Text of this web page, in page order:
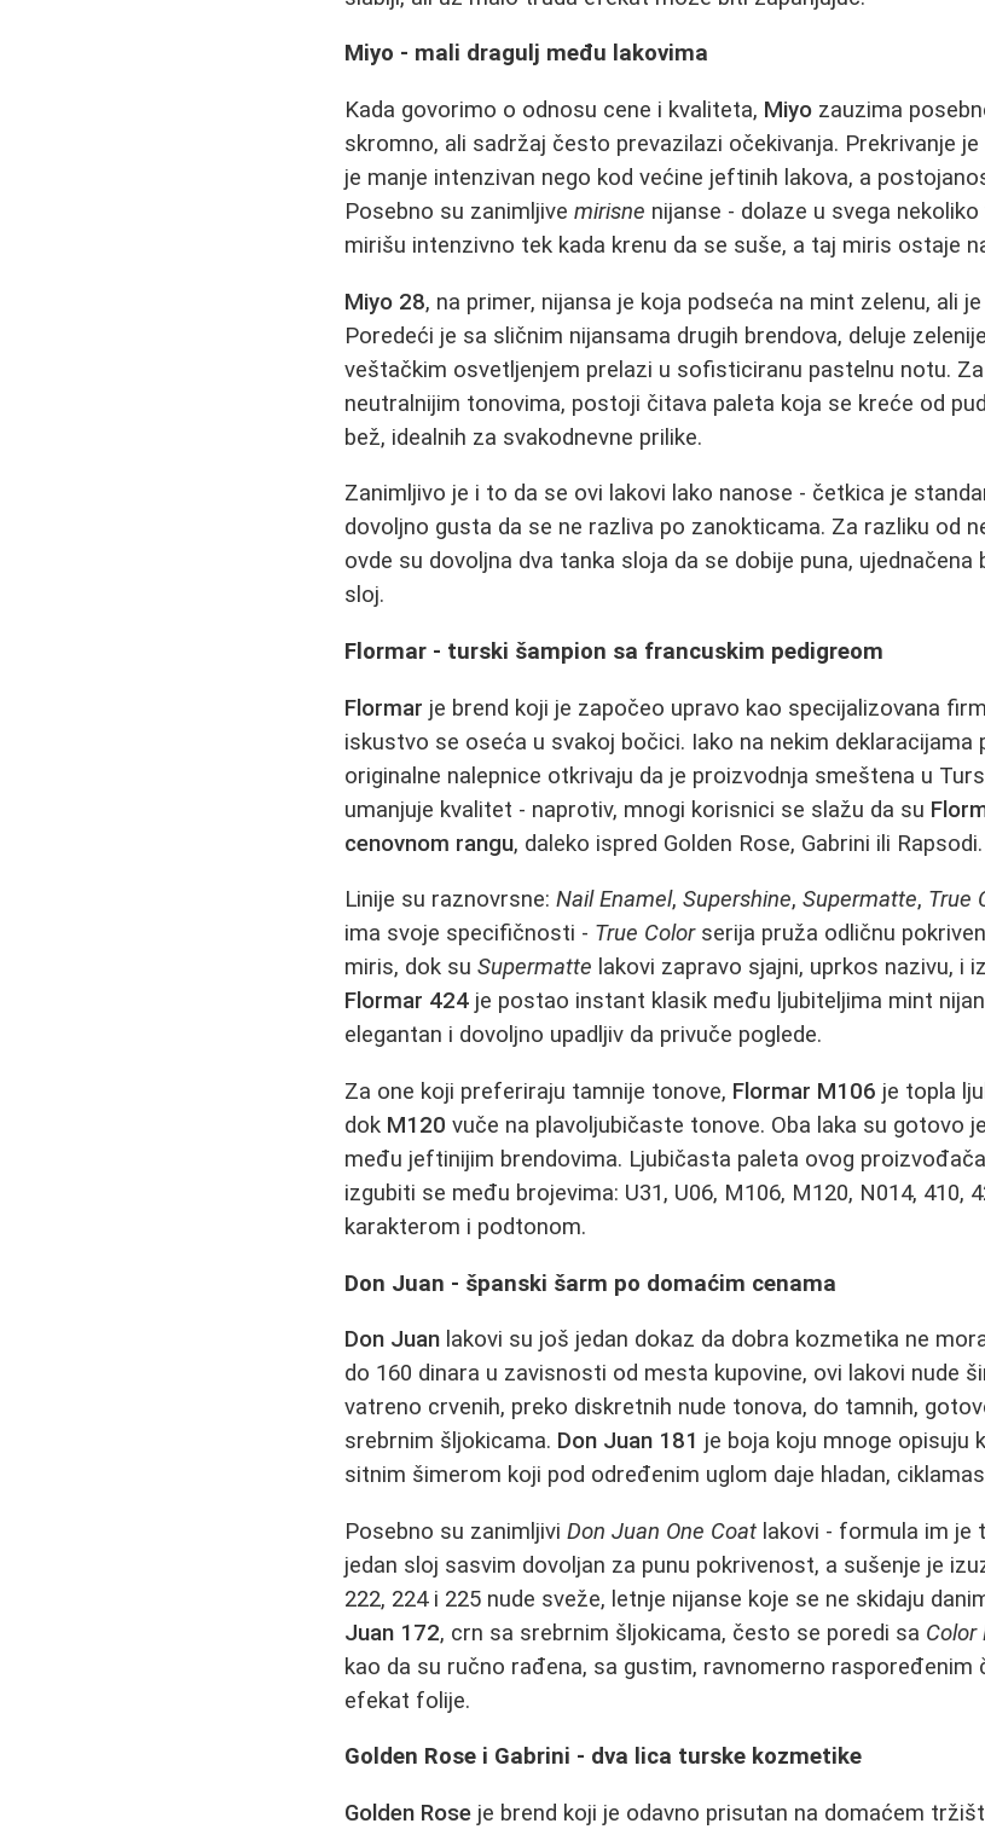
Miyo - mali dragulj među lakovima
Kada govorimo o odnosu cene i kvaliteta, Miyo zauzima
skromno, ali sadržaj često prevazilazi očekivanja. Prekrivanje
je manje intenzivan nego kod većine jeftinih lakova, a
Posebno su zanimljivemirisne nijanse - dolaze u svega
mirišu intenzivno tek kada krenu da se suše, a taj miris ostaje
Miyo 28, na primer, nijansa je koja podseća na mint zelenu, ali
Poredeći je sa sličnim nijansama drugih brendova, deluje
veštačkim osvetljenjem prelazi u sofisticiranu pastelnu notu.
neutralnijim tonovima, postoji čitava paleta koja se kreće od
bež, idealnih za svakodnevne prilike.
Zanimljivo je i to da se ovi lakovi lako nanose - četkica je
dovoljno gusta da se ne razliva po zanokticama. Za razliku od
ovde su dovoljna dva tanka sloja da se dobije puna,
sloj.
Flormar - turski šampion sa francuskim pedigreom
Flormar je brend koji je započeo upravo kao specijalizovana
iskustvo se oseća u svakoj bočici. Iako na nekim deklaracijama
originalne nalepnice otkrivaju da je proizvodnja smeštena u
umanjuje kvalitet - naprotiv, mnogi korisnici se slažu da su
cenovnom rangu, daleko ispred Golden Rose, Gabrini ili Rapsodi.
Linije su raznovrsne:Nail Enamel,Supershine,Supermatte, True
ima svoje specifičnosti - True Colorserija pruža odličnu
miris, dok suSupermatte lakovi zapravo sjajni, uprkos nazivu, i
Flormar 424 je postao instant klasik među ljubiteljima mint
elegantan i dovoljno upadljiv da privuče poglede.
Za one koji preferiraju tamnije tonove, Flormar M106 je topla
dok M120 vuče na plavoljubičaste tonove. Oba laka su gotovo
među jeftinijim brendovima. Ljubičasta paleta ovog
izgubiti se među brojevima: U31, U06, M106, M120, N014, 410,
karakterom i podtonom.
Don Juan - španski šarm po domaćim cenama
Don Juan lakovi su još jedan dokaz da dobra kozmetika ne
do 160 dinara u zavisnosti od mesta kupovine, ovi lakovi nude
vatreno crvenih, preko diskretnih nude tonova, do tamnih,
srebrnim šljokicama. Don Juan 181 je boja koju mnoge opisuju
sitnim šimerom koji pod određenim uglom daje hladan,
Posebno su zanimljiviDon Juan One Coat lakovi - formula im je
jedan sloj sasvim dovoljan za punu pokrivenost, a sušenje je
222, 224 i 225 nude sveže, letnje nijanse koje se ne skidaju
Juan 172, crn sa srebrnim šljokicama, često se poredi sa Color
kao da su ručno rađena, sa gustim, ravnomerno raspoređenim
efekat folije.
Golden Rose i Gabrini - dva lica turske kozmetike
Golden Rose je brend koji je odavno prisutan na domaćem